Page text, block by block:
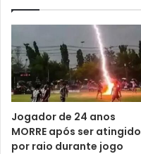
Jogador de 24 anos
MORRE após ser atingido
por raio durante jogo